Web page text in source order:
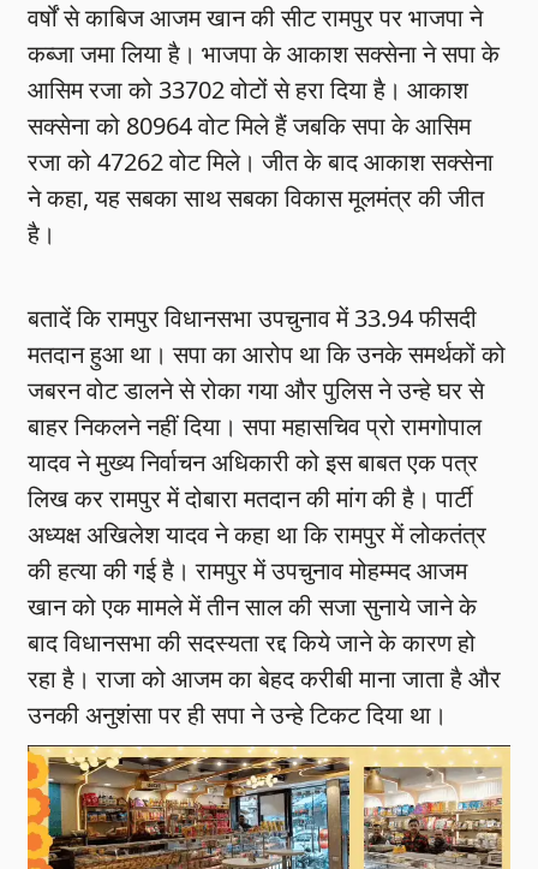
वर्षों से काबिज आजम खान की सीट रामपुर पर भाजपा ने
कब्जा जमा लिया है। भाजपा के आकाश सक्सेना ने सपा के
आसिम रजा को 33702 वोटों से हरा दिया है। आकाश
सक्सेना को 80964 वोट मिले हैं जबकि सपा के आसिम
रजा को 47262 वोट मिले। जीत के बाद आकाश सक्सेना
ने कहा, यह सबका साथ सबका विकास मूलमंत्र की जीत
है।
बतादें कि रामपुर विधानसभा उपचुनाव में 33.94 फीसदी
मतदान हुआ था। सपा का आरोप था कि उनके समर्थकों को
जबरन वोट डालने से रोका गया और पुलिस ने उन्हे घर से
बाहर निकलने नहीं दिया। सपा महासचिव प्रो रामगोपाल
यादव ने मुख्य निर्वाचन अधिकारी को इस बाबत एक पत्र
लिख कर रामपुर में दोबारा मतदान की मांग की है। पार्टी
अध्यक्ष अखिलेश यादव ने कहा था कि रामपुर में लोकतंत्र
की हत्या की गई है। रामपुर में उपचुनाव मोहम्मद आजम
खान को एक मामले में तीन साल की सजा सुनाये जाने के
बाद विधानसभा की सदस्यता रद्द किये जाने के कारण हो
रहा है। राजा को आजम का बेहद करीबी माना जाता है और
उनकी अनुशंसा पर ही सपा ने उन्हे टिकट दिया था।